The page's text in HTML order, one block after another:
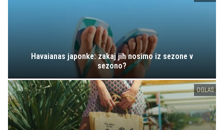
Havaianas japonke: zakaj jih nosimo iz sezone v
sezono?
OGLAS